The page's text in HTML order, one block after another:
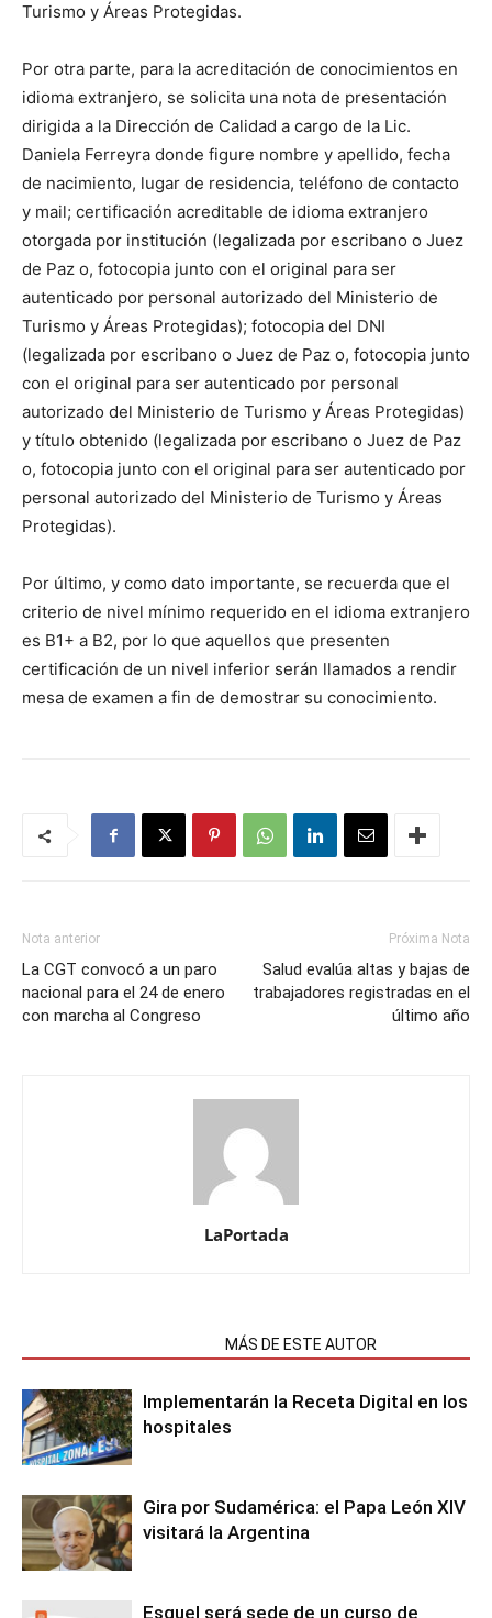
Turismo y Áreas Protegidas.
Por otra parte, para la acreditación de conocimientos en
idioma extranjero, se solicita una nota de presentación
dirigida a la Dirección de Calidad a cargo de la Lic.
Daniela Ferreyra donde figure nombre y apellido, fecha
de nacimiento, lugar de residencia, teléfono de contacto
y mail; certificación acreditable de idioma extranjero
otorgada por institución (legalizada por escribano o Juez
de Paz o, fotocopia junto con el original para ser
autenticado por personal autorizado del Ministerio de
Turismo y Áreas Protegidas); fotocopia del DNI
(legalizada por escribano o Juez de Paz o, fotocopia junto
con el original para ser autenticado por personal
autorizado del Ministerio de Turismo y Áreas Protegidas)
y título obtenido (legalizada por escribano o Juez de Paz
o, fotocopia junto con el original para ser autenticado por
personal autorizado del Ministerio de Turismo y Áreas
Protegidas).
Por último, y como dato importante, se recuerda que el
criterio de nivel mínimo requerido en el idioma extranjero
es B1+ a B2, por lo que aquellos que presenten
certificación de un nivel inferior serán llamados a rendir
mesa de examen a fin de demostrar su conocimiento.
Nota anterior
La CGT convocó a un paro
nacional para el 24 de enero
con marcha al Congreso
Próxima Nota
Salud evalúa altas y bajas de
trabajadores registradas en el
último año
LaPortada
MÁS DE ESTE AUTOR
Implementarán la Receta Digital en los
hospitales
Gira por Sudamérica: el Papa León XIV
visitará la Argentina
Esquel será sede de un curso de